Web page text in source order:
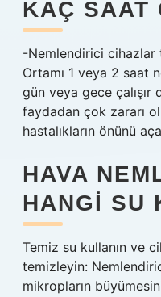
KAÇ SAAT
-Nemlendirici cihazlar
Ortamı 1 veya 2 saat
gün veya gece çalışır
faydadan çok zararı
hastalıkların önünü
HAVA
HANGI SU
Temiz su kullanın ve
temizleyin:
mikropların